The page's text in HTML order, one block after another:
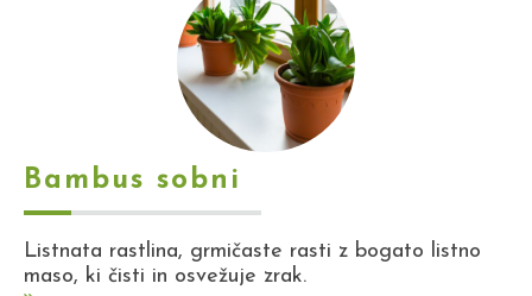
Bambus sobni
Listnata rastlina, grmičaste rasti z bogato listno
maso, ki čisti in osvežuje zrak.